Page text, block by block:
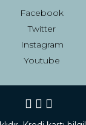
Facebook
Twitter
Instagram
Youtube